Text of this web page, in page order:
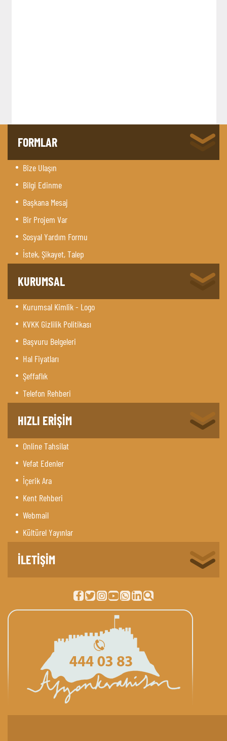
FORMLAR
Bize Ulaşın
Bilgi Edinme
Başkana Mesaj
Bir Projem Var
Sosyal Yardım Formu
İstek, Şikayet, Talep
KURUMSAL
Kurumsal Kimlik - Logo
KVKK Gizlilik Politikası
Başvuru Belgeleri
Hal Fiyatları
Şeffaflık
Telefon Rehberi
HIZLI ERİŞİM
Online Tahsilat
Vefat Edenler
İçerik Ara
Kent Rehberi
Webmail
Kültürel Yayınlar
İLETİŞİM